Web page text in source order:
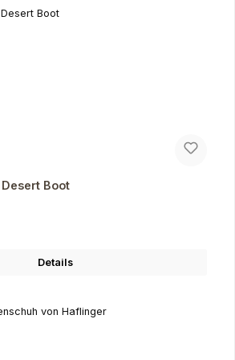
Boot
Details